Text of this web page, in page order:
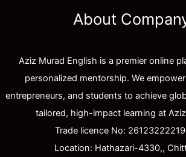
About
Aziz Murad English is a premier online
personalized mentorship. We
entrepreneurs, and students to achieve
tailored, high-impact learning at
Trade licence No:
Location: Hathazari-4330,,